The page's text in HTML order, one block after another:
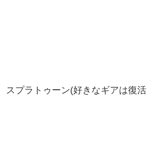
スプラトゥーン(好きなギアは復活